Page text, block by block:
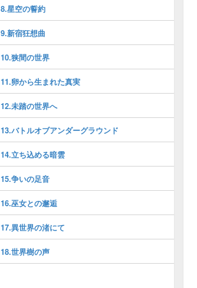
8.星空の誓約
9.新宿狂想曲
10.狭間の世界
11.卵から生まれた真実
12.未踏の世界へ
13.バトルオブアンダーグラウンド
14.立ち込める暗雲
15.争いの足音
16.巫女との邂逅
17.異世界の渚にて
18.世界樹の声